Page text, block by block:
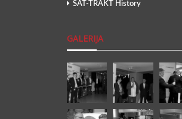
SAT-TRAKT History
GALERIJA